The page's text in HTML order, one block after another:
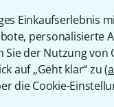
Einkaufserlebnis
personalisierte
der Nutzung von
auf „Geht klar“ zu (
die Cookie-
Pro und